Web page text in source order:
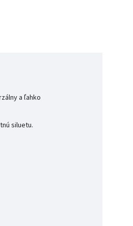
a ľahko
siluetu.